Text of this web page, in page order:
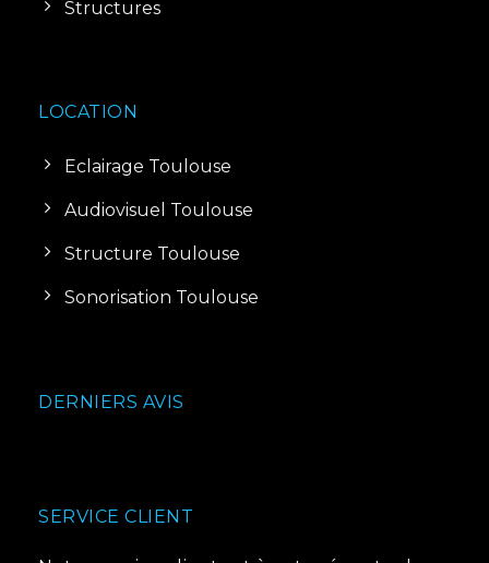
Structures
LOCATION
Eclairage Toulouse
Audiovisuel Toulouse
Structure Toulouse
Sonorisation Toulouse
DERNIERS AVIS
SERVICE CLIENT